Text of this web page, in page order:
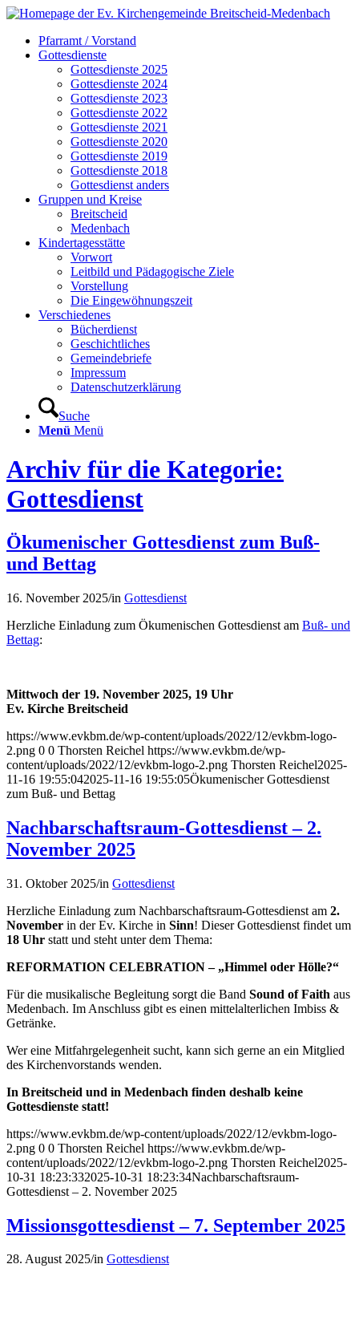
Pfarramt / Vorstand
Gottesdienste
Gottesdienste 2025
Gottesdienste 2024
Gottesdienste 2023
Gottesdienste 2022
Gottesdienste 2021
Gottesdienste 2020
Gottesdienste 2019
Gottesdienste 2018
Gottesdienst anders
Gruppen und Kreise
Breitscheid
Medenbach
Kindertagesstätte
Vorwort
Leitbild und Pädagogische Ziele
Vorstellung
Die Eingewöhnungszeit
Verschiedenes
Bücherdienst
Geschichtliches
Gemeindebriefe
Impressum
Datenschutzerklärung
Suche
Menü Menü
Archiv für die Kategorie:
Gottesdienst
Ökumenischer Gottesdienst zum Buß-
und Bettag
16. November 2025/in Gottesdienst
Herzliche Einladung zum Ökumenischen Gottesdienst am Buß- und
Bettag:
Mittwoch der 19. November 2025, 19 Uhr
Ev. Kirche Breitscheid
https://www.evkbm.de/wp-content/uploads/2022/12/evkbm-logo-
2.png 0 0 Thorsten Reichel https://www.evkbm.de/wp-
content/uploads/2022/12/evkbm-logo-2.png Thorsten Reichel2025-
11-16 19:55:042025-11-16 19:55:05Ökumenischer Gottesdienst
zum Buß- und Bettag
Nachbarschaftsraum-Gottesdienst – 2.
November 2025
31. Oktober 2025/in Gottesdienst
Herzliche Einladung zum Nachbarschaftsraum-Gottesdienst am 2.
November in der Ev. Kirche in Sinn! Dieser Gottesdienst findet um
18 Uhr statt und steht unter dem Thema:
REFORMATION CELEBRATION – „Himmel oder Hölle?“
Für die musikalische Begleitung sorgt die Band Sound of Faith aus
Medenbach. Im Anschluss gibt es einen mittelalterlichen Imbiss &
Getränke.
Wer eine Mitfahrgelegenheit sucht, kann sich gerne an ein Mitglied
des Kirchenvorstands wenden.
In Breitscheid und in Medenbach finden deshalb keine
Gottesdienste statt!
https://www.evkbm.de/wp-content/uploads/2022/12/evkbm-logo-
2.png 0 0 Thorsten Reichel https://www.evkbm.de/wp-
content/uploads/2022/12/evkbm-logo-2.png Thorsten Reichel2025-
10-31 18:23:332025-10-31 18:23:34Nachbarschaftsraum-
Gottesdienst – 2. November 2025
Missionsgottesdienst – 7. September 2025
28. August 2025/in Gottesdienst